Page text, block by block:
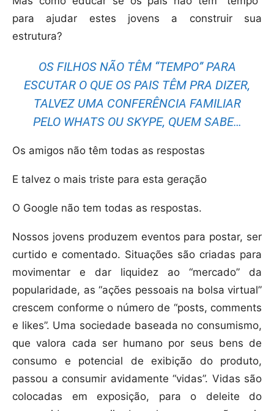
para ajudar estes jovens a construir sua
estrutura?
OS FILHOS NÃO TÊM “TEMPO” PARA
ESCUTAR O QUE OS PAIS TÊM PRA DIZER,
TALVEZ UMA CONFERÊNCIA FAMILIAR
PELO WHATS OU SKYPE, QUEM SABE…
Os amigos não têm todas as respostas
E talvez o mais triste para esta geração
O Google não tem todas as respostas.
Nossos jovens produzem eventos para postar, ser
curtido e comentado. Situações são criadas para
movimentar e dar liquidez ao “mercado” da
popularidade, as “ações pessoais na bolsa virtual”
crescem conforme o número de “posts, comments
e likes”. Uma sociedade baseada no consumismo,
que valora cada ser humano por seus bens de
consumo e potencial de exibição do produto,
passou a consumir avidamente “vidas”. Vidas são
colocadas em exposição, para o deleite do